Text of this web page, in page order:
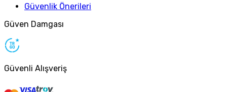
Güvenlik Önerileri
Güven Damgası
Güvenli Alışveriş